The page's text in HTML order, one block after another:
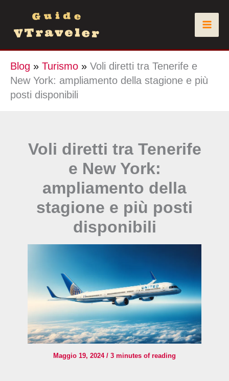
contenuto
Blog » Turismo » Voli diretti tra Tenerife e
New York: ampliamento della stagione e più
posti disponibili
Voli diretti tra Tenerife
e New York:
ampliamento della
stagione e più posti
disponibili
Maggio 19, 2024 / 3 minutes of reading